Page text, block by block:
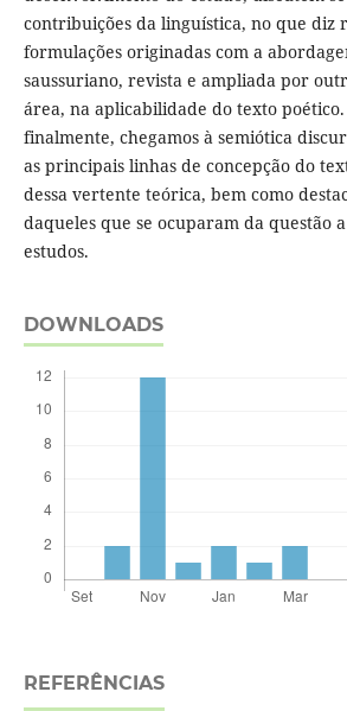
contribuições da linguística, no que diz
formulações originadas com a
saussuriano, revista e ampliada por
área, na aplicabilidade do texto poético.
finalmente, chegamos à semiótica
as principais linhas de concepção do
dessa vertente teórica, bem como
daqueles que se ocuparam da questão
estudos.
DOWNLOADS
REFERÊNCIAS